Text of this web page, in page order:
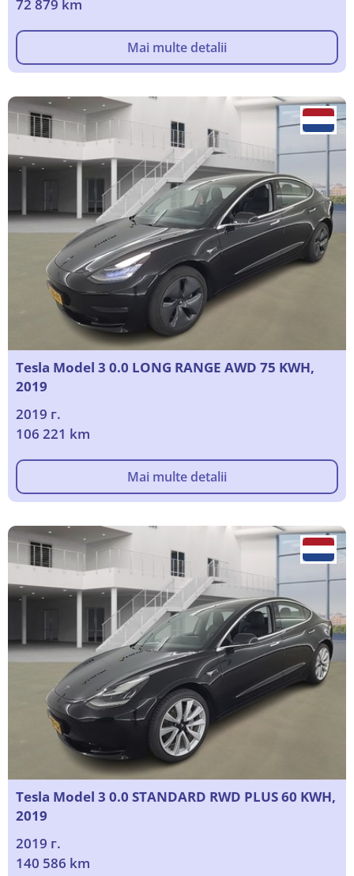
72 879 km
Mai multe detalii
Tesla Model 3 0.0 LONG RANGE AWD 75 KWH,
2019
2019 г.
106 221 km
Mai multe detalii
Tesla Model 3 0.0 STANDARD RWD PLUS 60 KWH,
2019
2019 г.
140 586 km